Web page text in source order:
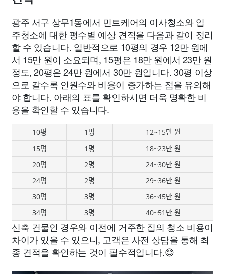
광주 서구 상무1동에서 민트케어의 이사청소와 입
주청소에 대한 평수별 예상 견적을 다음과 같이 정리
할 수 있습니다. 일반적으로 10평의 경우 12만 원에
서 15만 원이 소요되며, 15평은 18만 원에서 23만 원
정도, 20평은 24만 원에서 30만 원입니다. 30평 이상
으로 갈수록 인원수와 비용이 증가하는 점을 유의해
야 합니다. 아래의 표를 확인하시면 더욱 명확한 비
용을 확인할 수 있습니다.
10평 1명
12~15만 원
15평
1명
18~23만 원
20평
2명
24~30만 원
24평
2명
29~36만 원
30평
3명
36~45만 원
34평
3명 40~51만 원
신축 건물인 경우와 이전에 거주한 집의 청소 비용이
차이가 있을 수 있으니, 고객은 사전 상담을 통해 최
종 견적을 확인하는 것이 필수적입니다.😊